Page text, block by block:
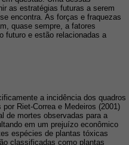
as estratégias futuras a serem
encontra. As forças e fraquezas
quase sempre, a fatores
futuro e estão relacionadas a
a incidência dos quadros
Riet-Correa e Medeiros (2001)
de mortes observadas para a
em um prejuízo econômico
espécies de plantas tóxicas
classificadas como plantas